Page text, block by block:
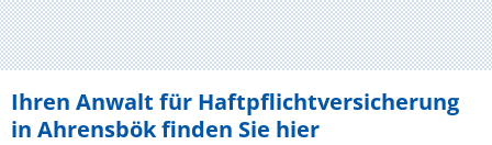
Ihren Anwalt für Haftpflichtversicherung
in Ahrensbök finden Sie hier